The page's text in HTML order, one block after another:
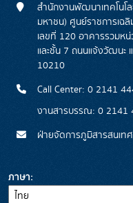
สำนักงานพัฒนาเทคโนโ
มหาชน) ศูนย์ราชการเฉ
เลขที่ 120 อาคารรวมห
และชั้น 7 ถนนแจ้งวัฒนะ
10210
Call Center: 0 2141
งานสารบรรณ: 0 2141
ฝ่ายจัดการภูมิสารสนเท
ภาษา